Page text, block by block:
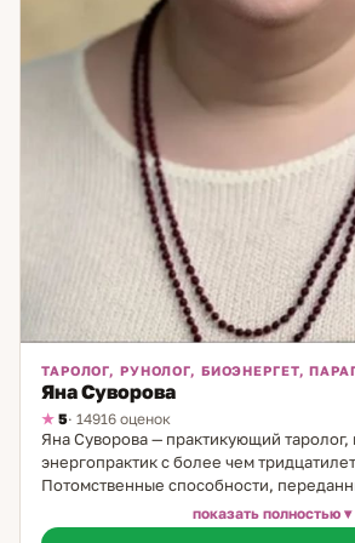
ТАРОЛОГ, РУНОЛОГ, БИОЭНЕРГЕТ,
Яна Суворова
5· 14916 оценок
Яна Суворова — практикующий таролог,
энергопрактик с более чем
Потомственные способности,
линии, позволили ей с юности развить
энергий и глубоко понимать
показать полностью